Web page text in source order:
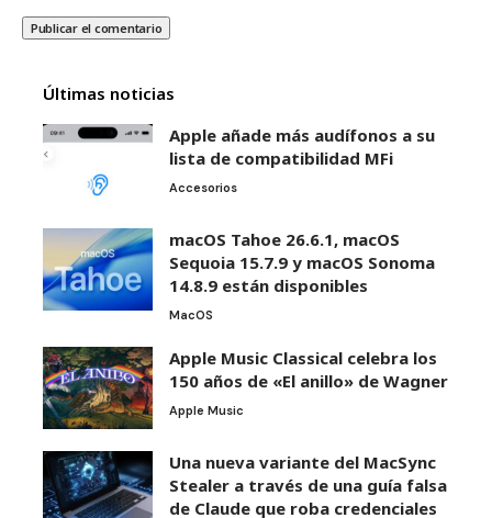
Últimas noticias
Apple añade más audífonos a su
lista de compatibilidad MFi
Accesorios
macOS Tahoe 26.6.1, macOS
Sequoia 15.7.9 y macOS Sonoma
14.8.9 están disponibles
MacOS
Apple Music Classical celebra los
150 años de «El anillo» de Wagner
Apple Music
Una nueva variante del MacSync
Stealer a través de una guía falsa
de Claude que roba credenciales